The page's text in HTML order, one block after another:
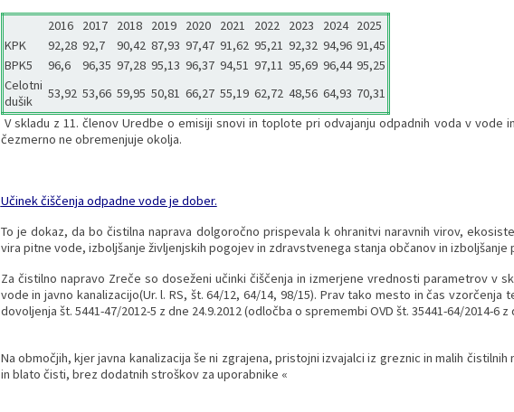
2016 2017 2018 2019 2020 2021 2022 2023 2024 2025
KPK
92,28 92,7 90,42 87,93 97,47 91,62 95,21 92,32 94,96 91,45
BPK5
96,6 96,35 97,28 95,13 96,37 94,51 97,11 95,69 96,44 95,25
Celotni
dušik
53,92 53,66 59,95 50,81 66,27 55,19 62,72 48,56 64,93 70,31
V skladu z 11. členov Uredbe o emisiji snovi in toplote pri odvajanju odpadnih voda v vode
čezmerno ne obremenjuje okolja.
Učinek čiščenja odpadne vode je dober.
To je dokaz, da bo čistilna naprava dolgoročno prispevala k ohranitvi naravnih virov,
vira pitne vode, izboljšanje življenjskih pogojev in zdravstvenega stanja občanov in
Za čistilno napravo Zreče so doseženi učinki čiščenja in izmerjene vrednosti parametrov v
vode in javno kanalizacijo(Ur. l. RS, št. 64/12, 64/14, 98/15). Prav tako mesto in čas
dovoljenja št. 5441-47/2012-5 z dne 24.9.2012 (odločba o spremembi OVD št. 35441-64/2014-
Na območjih, kjer javna kanalizacija še ni zgrajena, pristojni izvajalci iz greznic in malih
in blato čisti, brez dodatnih stroškov za uporabnike «